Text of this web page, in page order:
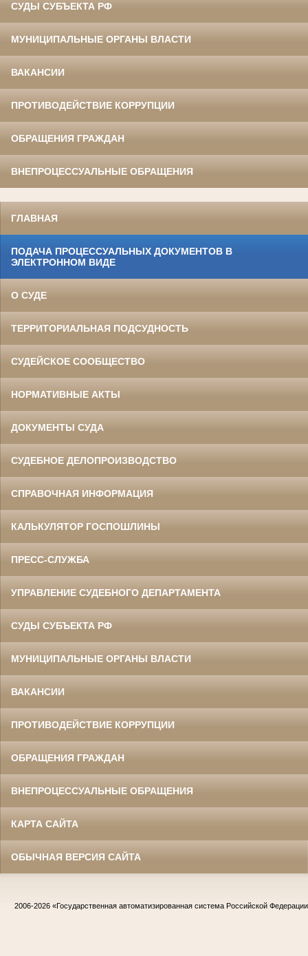
СУДЫ СУБЪЕКТА РФ
МУНИЦИПАЛЬНЫЕ ОРГАНЫ ВЛАСТИ
ВАКАНСИИ
ПРОТИВОДЕЙСТВИЕ КОРРУПЦИИ
ОБРАЩЕНИЯ ГРАЖДАН
ВНЕПРОЦЕССУАЛЬНЫЕ ОБРАЩЕНИЯ
ГЛАВНАЯ
ПОДАЧА ПРОЦЕССУАЛЬНЫХ ДОКУМЕНТОВ В
ЭЛЕКТРОННОМ ВИДЕ
О СУДЕ
ТЕРРИТОРИАЛЬНАЯ ПОДСУДНОСТЬ
СУДЕЙСКОЕ СООБЩЕСТВО
НОРМАТИВНЫЕ АКТЫ
ДОКУМЕНТЫ СУДА
СУДЕБНОЕ ДЕЛОПРОИЗВОДСТВО
СПРАВОЧНАЯ ИНФОРМАЦИЯ
КАЛЬКУЛЯТОР ГОСПОШЛИНЫ
ПРЕСС-СЛУЖБА
УПРАВЛЕНИЕ СУДЕБНОГО ДЕПАРТАМЕНТА
СУДЫ СУБЪЕКТА РФ
МУНИЦИПАЛЬНЫЕ ОРГАНЫ ВЛАСТИ
ВАКАНСИИ
ПРОТИВОДЕЙСТВИЕ КОРРУПЦИИ
ОБРАЩЕНИЯ ГРАЖДАН
ВНЕПРОЦЕССУАЛЬНЫЕ ОБРАЩЕНИЯ
КАРТА САЙТА
ОБЫЧНАЯ ВЕРСИЯ САЙТА
2006-2026 «Государственная автоматизированная система Российской